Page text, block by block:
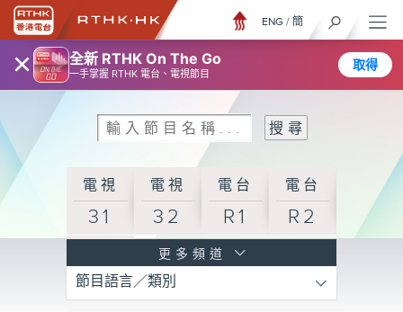
× 全新 RTHK On The Go
一手掌握 RTHK 電台、電視節目
取得
ENG / 簡
電視
31
電視
32
電台
R1
電台
R2
R3
更多頻道
節目語言／類別